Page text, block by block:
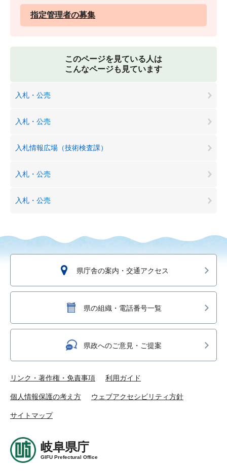
指定管理者の募集
このページを見ている人は
こんなページも見ています
入札・公売
入札・公売
入札情報広場（技術検査課）
入札・公売
入札・公売
県庁舎の案内・交通アクセス
県の組織・電話番号一覧
県政へのご意見・ご提案
リンク・著作権・免責事項 利用ガイド
個人情報保護の考え方 ウェブアクセシビリティ方針
サイトマップ
岐阜県庁
GIFU Prefectural Office